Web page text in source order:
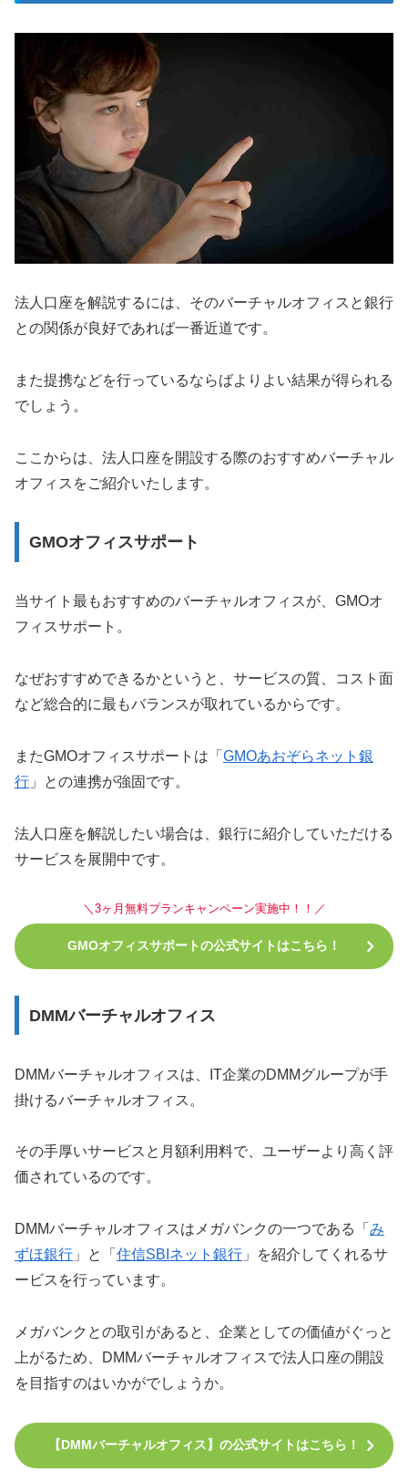
法人口座を解説するには、そのバーチャルオフィスと銀行
との関係が良好であれば一番近道です。
また提携などを行っているならばよりよい結果が得られる
でしょう。
ここからは、法人口座を開設する際のおすすめバーチャル
オフィスをご紹介いたします。
GMOオフィスサポート
当サイト最もおすすめのバーチャルオフィスが、GMOオ
フィスサポート。
なぜおすすめできるかというと、サービスの質、コスト面
など総合的に最もバランスが取れているからです。
またGMOオフィスサポートは「 GMOあおぞらネット銀
行 」との連携が強固です。
法人口座を解説したい場合は、銀行に紹介していただける
サービスを展開中です。
＼3ヶ月無料プランキャンペーン実施中！！／
GMOオフィスサポートの公式サイトはこちら！
DMMバーチャルオフィス
DMMバーチャルオフィスは、IT企業のDMMグループが手
掛けるバーチャルオフィス。
その手厚いサービスと月額利用料で、ユーザーより高く評
価されているのです。
DMMバーチャルオフィスはメガバンクの一つである「 み
ずほ銀行 」と「 住信SBIネット銀行 」を紹介してくれるサ
ービスを行っています。
メガバンクとの取引があると、企業としての価値がぐっと
上がるため、DMMバーチャルオフィスで法人口座の開設
を目指すのはいかがでしょうか。
【DMMバーチャルオフィス】の公式サイトはこちら！